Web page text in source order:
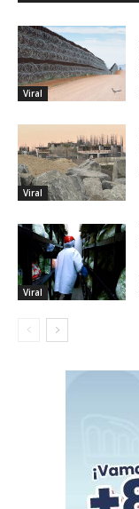
Viral
Viral
Viral